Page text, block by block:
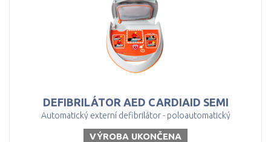
DEFIBRILÁTOR AED CARDIAID SEMI
Automatický externí defibrilátor - poloautomatický
VÝROBA UKONČENA